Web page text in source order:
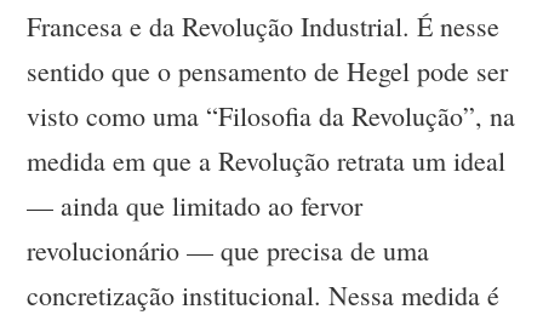
Francesa e da Revolução Industrial. É nesse
sentido que o pensamento de Hegel pode ser
visto como uma “Filosofia da Revolução”, na
medida em que a Revolução retrata um ideal
— ainda que limitado ao fervor
revolucionário — que precisa de uma
concretização institucional. Nessa medida é